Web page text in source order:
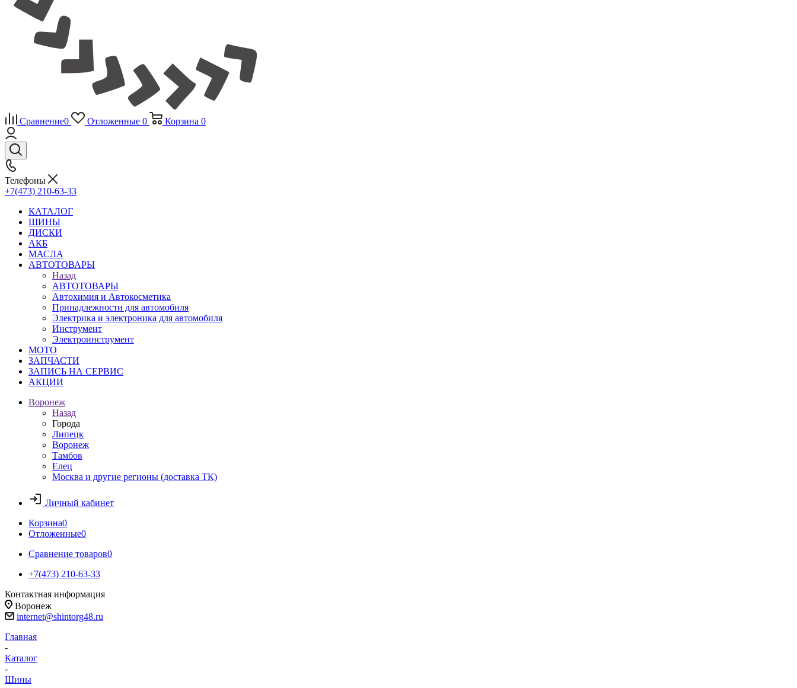
Сравнение0 Отложенные 0 Корзина 0
Телефоны
+7(473) 210-63-33
КАТАЛОГ
ШИНЫ
ДИСКИ
АКБ
МАСЛА
АВТОТОВАРЫ
Назад
АВТОТОВАРЫ
Автохимия и Автокосметика
Принадлежности для автомобиля
Электрика и электроника для автомобиля
Инструмент
Электроинструмент
МОТО
ЗАПЧАСТИ
ЗАПИСЬ НА СЕРВИС
АКЦИИ
Воронеж
Назад
Города
Липецк
Воронеж
Тамбов
Елец
Москва и другие регионы (доставка ТК)
Личный кабинет
Корзина0
Отложенные0
Сравнение товаров0
+7(473) 210-63-33
Контактная информация
Воронеж
internet@shintorg48.ru
Главная
-
Каталог
-
Шины